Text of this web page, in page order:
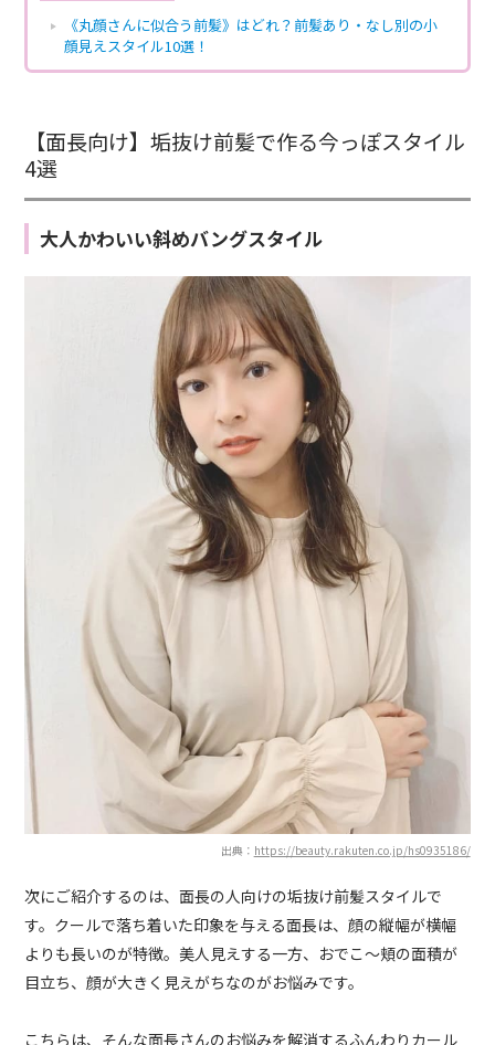
《丸顔さんに似合う前髪》はどれ？前髪あり・なし別の小
顔見えスタイル10選！
【面長向け】垢抜け前髪で作る今っぽスタイル
4選
大人かわいい斜めバングスタイル
出典： https://beauty.rakuten.co.jp/hs0935186/
次にご紹介するのは、面長の人向けの垢抜け前髪スタイルで
す。クールで落ち着いた印象を与える面長は、顔の縦幅が横幅
よりも長いのが特徴。美人見えする一方、おでこ～頬の面積が
目立ち、顔が大きく見えがちなのがお悩みです。
こちらは、そんな面長さんのお悩みを解消するふんわりカール